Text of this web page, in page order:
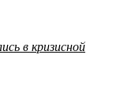
в кризисной